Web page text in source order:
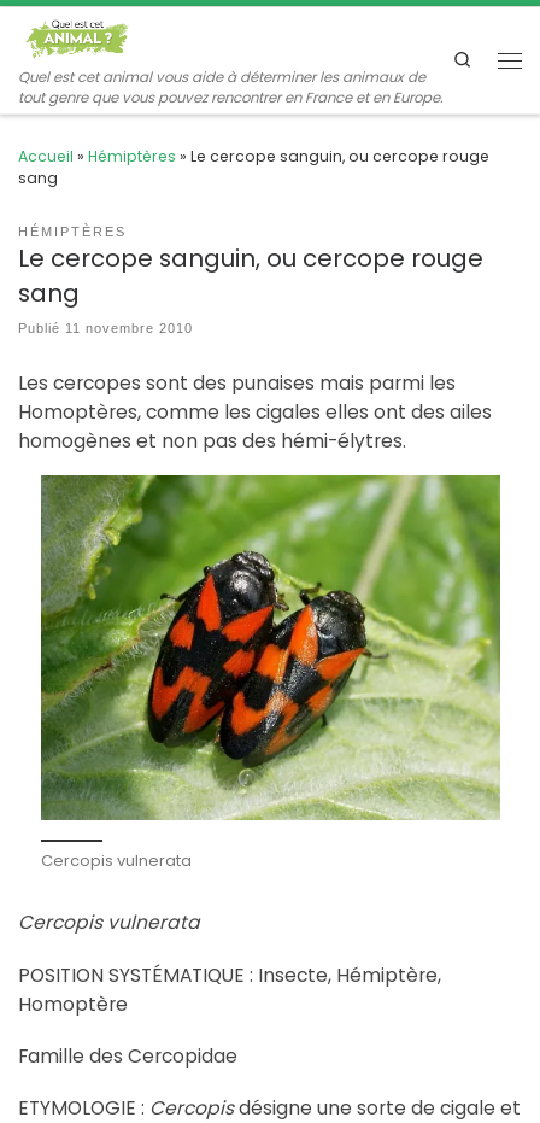
Passer au contenu
Quel est cet animal vous aide à déterminer les animaux de
tout genre que vous pouvez rencontrer en France et en Europe.
Search
Accueil » Hémiptères » Le cercope sanguin, ou cercope rouge
sang
HÉMIPTÈRES
Le cercope sanguin, ou cercope rouge
sang
Publié 11 novembre 2010
Les cercopes sont des punaises mais parmi les
Homoptères, comme les cigales elles ont des ailes
homogènes et non pas des hémi-élytres.
Cercopis vulnerata
Cercopis vulnerata
POSITION SYSTÉMATIQUE : Insecte, Hémiptère,
Homoptère
Famille des Cercopidae
ETYMOLOGIE : Cercopisdésigne une sorte de cigale et